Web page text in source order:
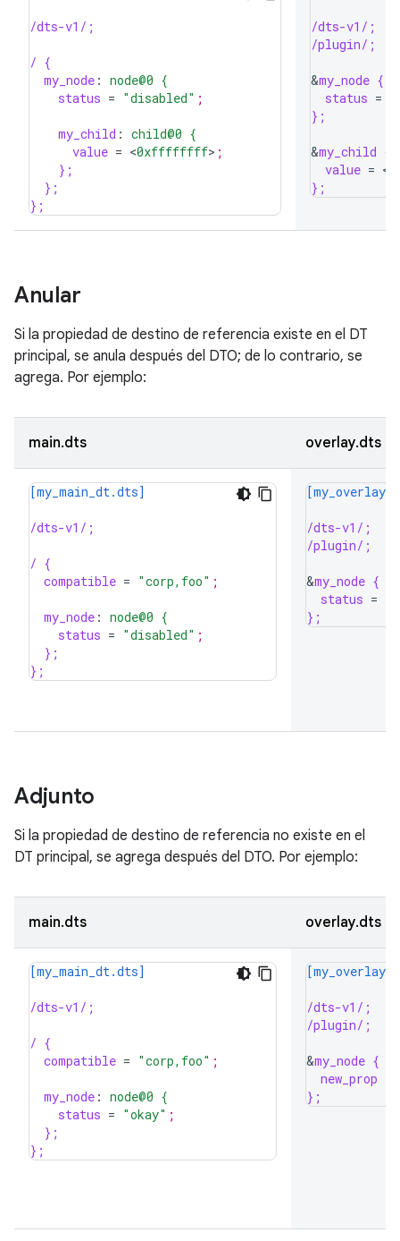
/dts-v1/;
/ {
my_node : node@0 {
status = "disabled" ;
my_child : child@0 {
value = <0xffffffff> ;
};
};
};
/dts-v1/;
/plugin/;
&my_node {
status =
};
&my_child {
value = <
};
Anular
Si la propiedad de destino de referencia existe en el DT
principal, se anula después del DTO; de lo contrario, se
agrega. Por ejemplo:
main.dts overlay.dts
[my_main_dt.dts]
/dts-v1/;
/ {
compatible = "corp,foo" ;
my_node : node@0 {
status = "disabled" ;
};
};
/dts-v1/;
/plugin/;
&my_node {
status =
};
Adjunto
Si la propiedad de destino de referencia no existe en el
DT principal, se agrega después del DTO. Por ejemplo:
main.dts overlay.dts
[my_main_dt.dts]
/dts-v1/;
/ {
compatible = "corp,foo" ;
my_node : node@0 {
status = "okay" ;
};
};
/dts-v1/;
/plugin/;
&my_node {
new_prop
};